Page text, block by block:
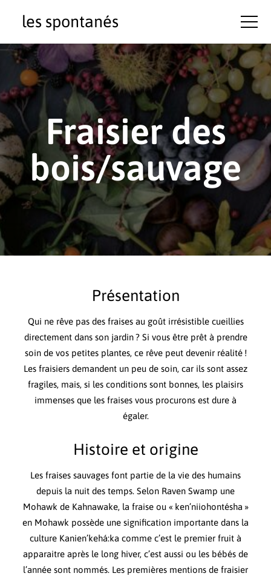
les spontanés
Fraisier des
bois/sauvage
Présentation
Qui ne rêve pas des fraises au goût irrésistible cueillies
directement dans son jardin ? Si vous être prêt à prendre
soin de vos petites plantes, ce rêve peut devenir réalité !
Les fraisiers demandent un peu de soin, car ils sont assez
fragiles, mais, si les conditions sont bonnes, les plaisirs
immenses que les fraises vous procurons est dure à
égaler.
Histoire et origine
Les fraises sauvages font partie de la vie des humains
depuis la nuit des temps. Selon Raven Swamp une
Mohawk de Kahnawake, la fraise ou « ken’niiohontésha »
en Mohawk possède une signification importante dans la
culture Kanien’kehá:ka comme c’est le premier fruit à
apparaitre après le long hiver, c’est aussi ou les bébés de
l’année sont nommés. Les premières mentions de fraisier